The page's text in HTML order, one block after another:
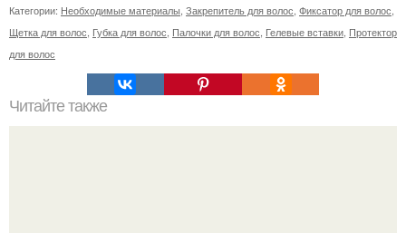
Категории: Необходимые материалы Закрепитель для волос Фиксатор для волос
Щетка для волос Губка для волос Палочки для волос Гелевые вставки Протектор
для волос
Читайте также